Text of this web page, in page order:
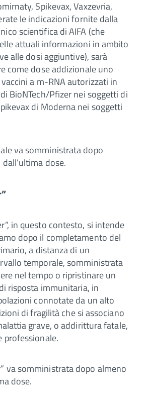
Spikevax, Vaxzevria,
le indicazioni fornite dalla
scientifica di AIFA (che
attuali informazioni in ambito
alle dosi aggiuntive), sarà
come dose addizionale uno
a m-RNA autorizzati in
BioNTech/Pfizer nei soggetti di
di Moderna nei soggetti
va somministrata dopo
dose.
in questo contesto, si intende
dopo il completamento del
a distanza di un
temporale, somministrata
nel tempo o ripristinare un
risposta immunitaria, in
connotate da un alto
di fragilità che si associano
grave, o addirittura fatale,
professionale.
va somministrata dopo almeno
dose.